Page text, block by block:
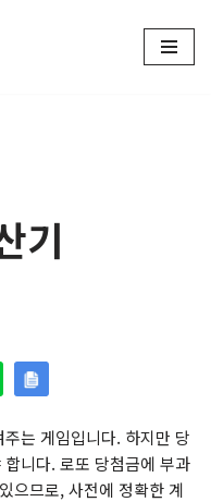
기
는 게임입니다. 하지만 당
니다. 로또 당첨금에 부과
으므로, 사전에 정확한 계